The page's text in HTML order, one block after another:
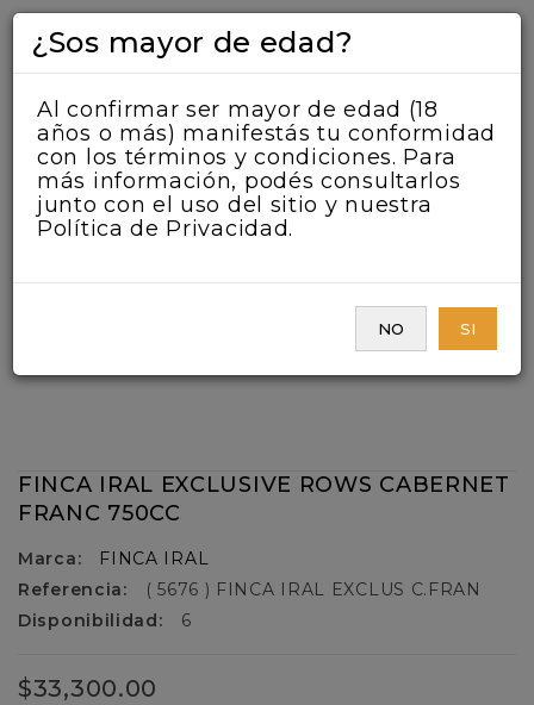
FINCA IRAL EXCLUSIVE ROWS CABERNET
FRANC 750CC
Marca:
FINCA IRAL
Referencia:
( 5676 ) FINCA IRAL EXCLUS C.FRAN
Disponibilidad:
6
$33,300.00
¿Sos mayor de edad?
Al confirmar ser mayor de edad (18
años o más) manifestás tu conformidad
con los términos y condiciones. Para
más información, podés consultarlos
junto con el uso del sitio y nuestra
Política de Privacidad.
NO SI